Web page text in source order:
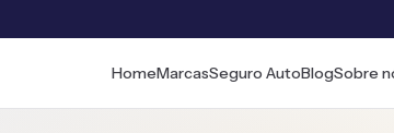
HomeMarcasSeguro AutoBlogSobre